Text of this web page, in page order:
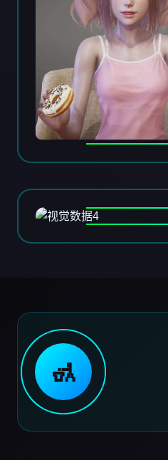
🚮